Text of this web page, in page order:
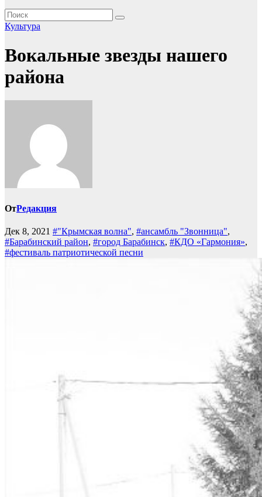
Культура
Вокальные звезды нашего
района
ОтРедакция
Дек 8, 2021 #"Крымская волна", #ансамбль "Звонница",
#Барабинский район, #город Барабинск, #КДО «Гармония»,
#фестиваль патриотической песни